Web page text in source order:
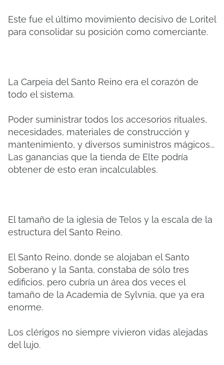
Este fue el último movimiento decisivo de Loritel
para consolidar su posición como comerciante.
La Carpeia del Santo Reino era el corazón de
todo el sistema.
Poder suministrar todos los accesorios rituales,
necesidades, materiales de construcción y
mantenimiento, y diversos suministros mágicos...
Las ganancias que la tienda de Elte podría
obtener de esto eran incalculables.
El tamaño de la iglesia de Telos y la escala de la
estructura del Santo Reino.
El Santo Reino, donde se alojaban el Santo
Soberano y la Santa, constaba de sólo tres
edificios, pero cubría un área dos veces el
tamaño de la Academia de Sylvnia, que ya era
enorme.
Los clérigos no siempre vivieron vidas alejadas
del lujo.